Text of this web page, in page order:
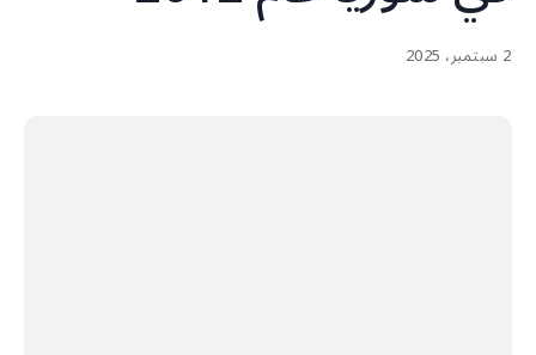
2 سبتمبر، 2025